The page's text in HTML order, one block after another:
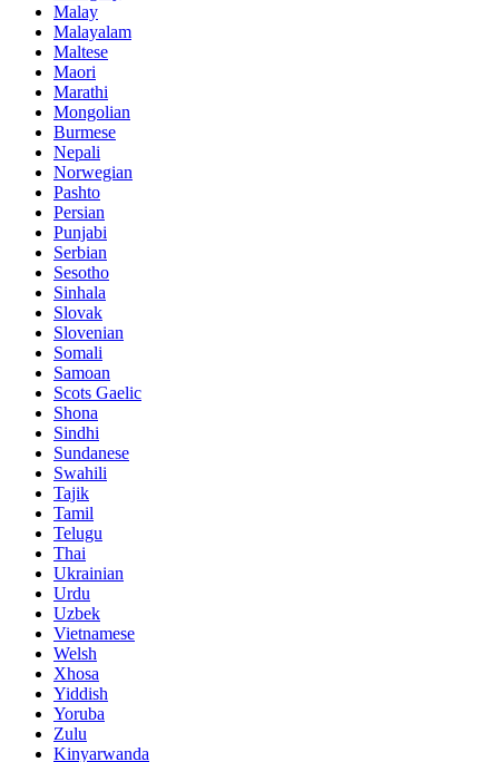
Malay
Malayalam
Maltese
Maori
Marathi
Mongolian
Burmese
Nepali
Norwegian
Pashto
Persian
Punjabi
Serbian
Sesotho
Sinhala
Slovak
Slovenian
Somali
Samoan
Scots Gaelic
Shona
Sindhi
Sundanese
Swahili
Tajik
Tamil
Telugu
Thai
Ukrainian
Urdu
Uzbek
Vietnamese
Welsh
Xhosa
Yiddish
Yoruba
Zulu
Kinyarwanda